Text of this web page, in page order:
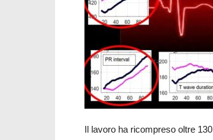
Il lavoro ha ricompreso oltre